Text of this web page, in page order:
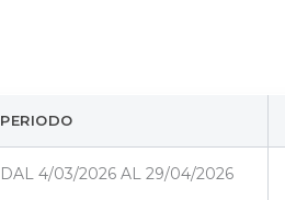
PERIODO
DAL 4/03/2026 AL 29/04/2026